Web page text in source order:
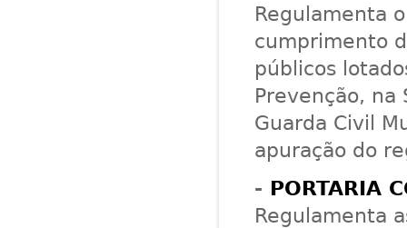
Regulamenta
cumprimento
públicos
Prevenção,
Guarda Civil
apuração do
- PORTARIA
Regulamenta